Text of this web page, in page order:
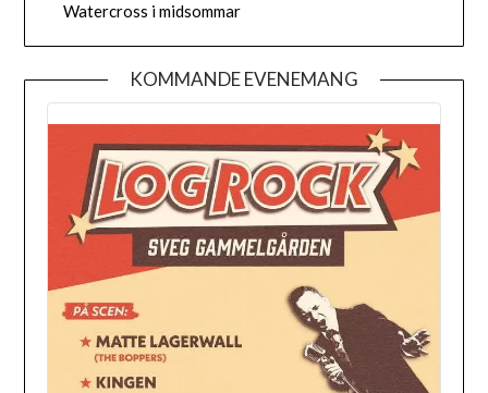
Watercross i midsommar
KOMMANDE EVENEMANG